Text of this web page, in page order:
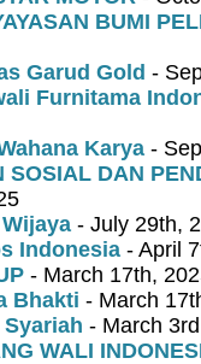
BUMI
Garud Gold -
Furnitama
Karya -
DAN
- July 29th,
Indonesia - April
- March 17th,
Bhakti - March
- March
WALI